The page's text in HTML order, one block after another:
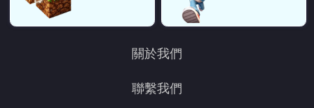
關於我們
聯繫我們